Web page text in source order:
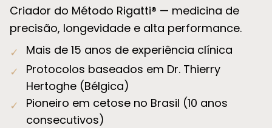
Criador do Método Rigatti® — medicina de
precisão, longevidade e alta performance.
✓
Mais de 15 anos de experiência clínica
✓
Protocolos baseados em Dr. Thierry
Hertoghe (Bélgica)
✓
Pioneiro em cetose no Brasil (10 anos
consecutivos)